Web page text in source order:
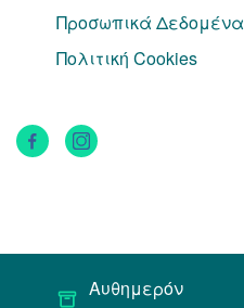
Προσωπικά Δεδομένα
Πολιτική Cookies
Αυθημερόν